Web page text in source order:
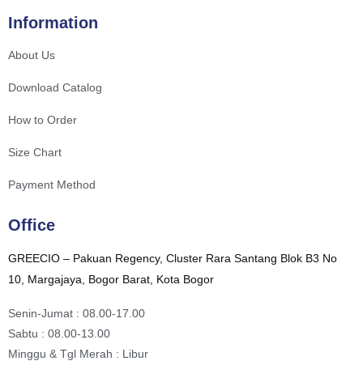
Information
About Us
Download Catalog
How to Order
Size Chart
Payment Method
Office
GREECIO – Pakuan Regency, Cluster Rara Santang Blok B3 No
10, Margajaya, Bogor Barat, Kota Bogor
Senin-Jumat : 08.00-17.00
Sabtu : 08.00-13.00
Minggu & Tgl Merah : Libur